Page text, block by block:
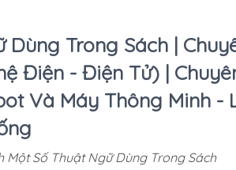
Dùng Trong Sách |
Điện - Điện Tử) |
Và Máy Thông Minh -
Một Số Thuật Ngữ Dùng Trong Sách